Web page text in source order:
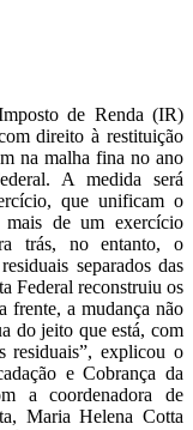
de Renda (IR)
direito à restituição
na malha fina no ano
A medida será
que unificam o
mais de um exercício
trás, no entanto, o
separados das
Federal reconstruiu os
frente, a mudança não
do jeito que está, com
residuais”, explicou o
e Cobrança da
a coordenadora de
Maria Helena Cotta